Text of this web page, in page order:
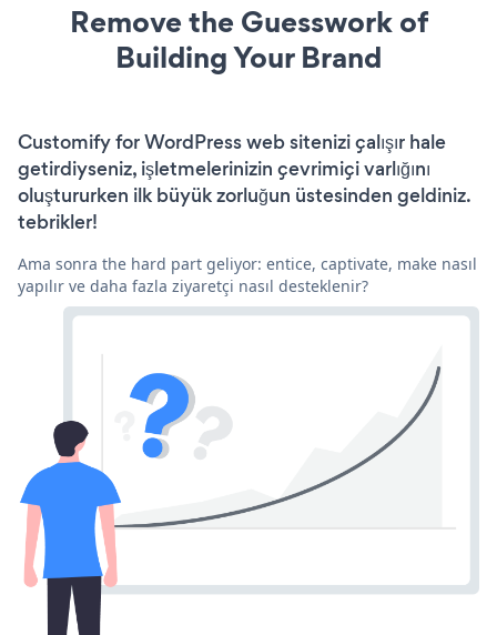
Remove the Guesswork of
Building Your Brand
Customify for WordPress web sitenizi çalışır hale
getirdiyseniz, işletmelerinizin çevrimiçi varlığını
oluştururken ilk büyük zorluğun üstesinden geldiniz.
tebrikler!
Ama sonra the hard part geliyor: entice, captivate, make nasıl
yapılır ve daha fazla ziyaretçi nasıl desteklenir?